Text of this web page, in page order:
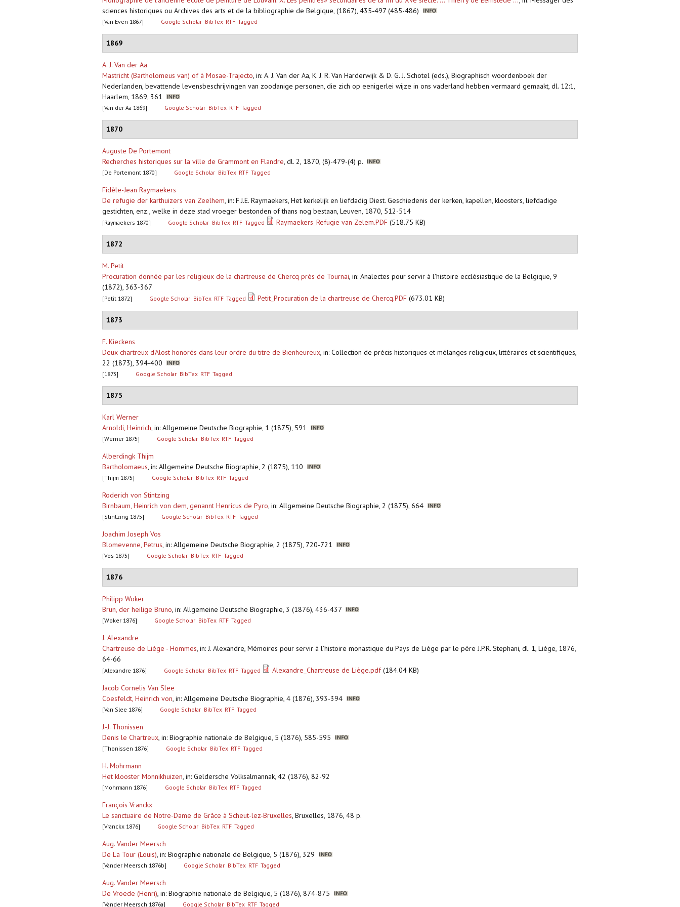
sciences historiques ou Archives des arts et de la bibliographie de Belgique, (1867), 435-497 (485-486)
[Van Even 1867] Google Scholar BibTex RTF Tagged
1869
A. J. Van der Aa
Mastricht (Bartholomeus van) of à Mosae-Trajecto, in: A. J. Van der Aa, K. J. R. Van Harderwijk & D. G. J. Schotel (eds.), Biographisch woordenboek der
Nederlanden, bevattende levensbeschrijvingen van zoodanige personen, die zich op eenigerlei wijze in ons vaderland hebben vermaard gemaakt, dl. 12:1,
Haarlem, 1869, 361
[Van der Aa 1869] Google Scholar BibTex RTF Tagged
1870
Auguste De Portemont
Recherches historiques sur la ville de Grammont en Flandre, dl. 2, 1870, (8)-479-(4) p.
[De Portemont 1870] Google Scholar BibTex RTF Tagged
Fidèle-Jean Raymaekers
De refugie der karthuizers van Zeelhem, in: F.J.E. Raymaekers, Het kerkelijk en liefdadig Diest. Geschiedenis der kerken, kapellen, kloosters, liefdadige
gestichten, enz., welke in deze stad vroeger bestonden of thans nog bestaan, Leuven, 1870, 512-514
[Raymaekers 1870] Google Scholar BibTex RTF Tagged Raymaekers_Refugie van Zelem.PDF (518.75 KB)
1872
M. Petit
Procuration donnée par les religieux de la chartreuse de Chercq près de Tournai, in: Analectes pour servir à l'histoire ecclésiastique de la Belgique, 9
(1872), 363-367
[Petit 1872] Google Scholar BibTex RTF Tagged Petit_Procuration de la chartreuse de Chercq.PDF (673.01 KB)
1873
F. Kieckens
Deux chartreux d'Alost honorés dans leur ordre du titre de Bienheureux, in: Collection de précis historiques et mélanges religieux, littéraires et scientifiques,
22 (1873), 394-400
[1873] Google Scholar BibTex RTF Tagged
1875
Karl Werner
Arnoldi, Heinrich, in: Allgemeine Deutsche Biographie, 1 (1875), 591
[Werner 1875] Google Scholar BibTex RTF Tagged
Alberdingk Thijm
Bartholomaeus, in: Allgemeine Deutsche Biographie, 2 (1875), 110
[Thijm 1875] Google Scholar BibTex RTF Tagged
Roderich von Stintzing
Birnbaum, Heinrich von dem, genannt Henricus de Pyro, in: Allgemeine Deutsche Biographie, 2 (1875), 664
[Stintzing 1875] Google Scholar BibTex RTF Tagged
Joachim Joseph Vos
Blomevenne, Petrus, in: Allgemeine Deutsche Biographie, 2 (1875), 720-721
[Vos 1875] Google Scholar BibTex RTF Tagged
1876
Philipp Woker
Brun, der heilige Bruno, in: Allgemeine Deutsche Biographie, 3 (1876), 436-437
[Woker 1876] Google Scholar BibTex RTF Tagged
J. Alexandre
Chartreuse de Liège - Hommes, in: J. Alexandre, Mémoires pour servir à l’histoire monastique du Pays de Liège par le père J.P.R. Stephani, dl. 1, Liège, 1876,
64-66
[Alexandre 1876] Google Scholar BibTex RTF Tagged Alexandre_Chartreuse de Liège.pdf(184.04 KB)
Jacob Cornelis Van Slee
Coesfeldt, Heinrich von, in: Allgemeine Deutsche Biographie, 4 (1876), 393-394
[Van Slee 1876] Google Scholar BibTex RTF Tagged
J.-J. Thonissen
Denis le Chartreux, in: Biographie nationale de Belgique, 5 (1876), 585-595
[Thonissen 1876] Google Scholar BibTex RTF Tagged
H. Mohrmann
Het klooster Monnikhuizen, in: Geldersche Volksalmannak, 42 (1876), 82-92
[Mohrmann 1876] Google Scholar BibTex RTF Tagged
François Vranckx
Le sanctuaire de Notre-Dame de Grâce à Scheut-lez-Bruxelles, Bruxelles, 1876, 48 p.
[Vranckx 1876] Google Scholar BibTex RTF Tagged
Aug. Vander Meersch
De La Tour (Louis), in: Biographie nationale de Belgique, 5 (1876), 329
[Vander Meersch 1876b] Google Scholar BibTex RTF Tagged
Aug. Vander Meersch
De Vroede (Henri), in: Biographie nationale de Belgique, 5 (1876), 874-875
[Vander Meersch 1876a] Google Scholar BibTex RTF Tagged